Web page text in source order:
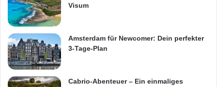
Visum
Amsterdam für Newcomer: Dein perfekter
3-Tage-Plan
Cabrio-Abenteuer – Ein einmaliges